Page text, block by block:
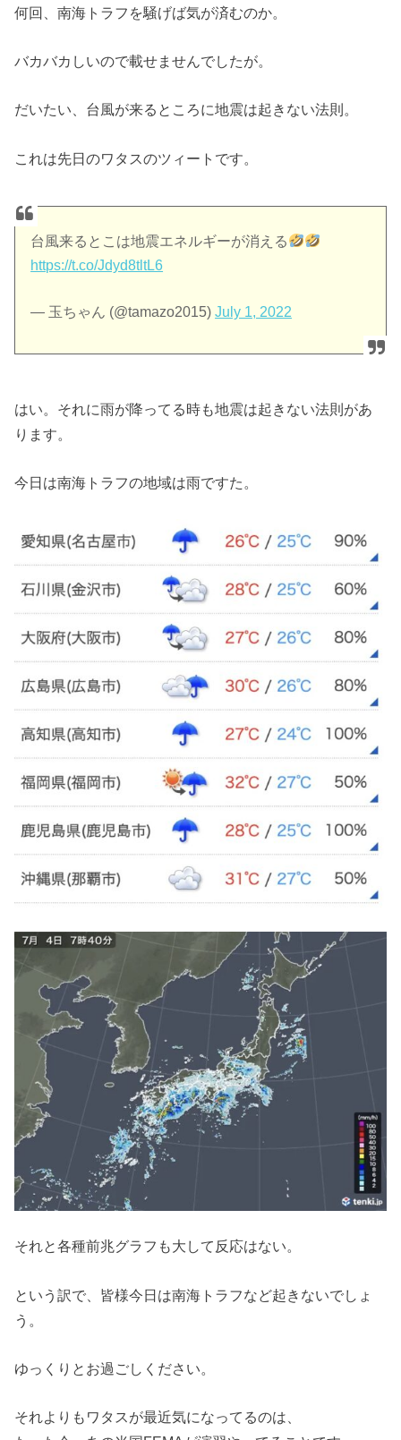
何回、南海トラフを騒げば気が済むのか。
バカバカしいので載せませんでしたが。
だいたい、台風が来るところに地震は起きない法則。
これは先日のワタスのツィートです。
台風来るとこは地震エネルギーが消える
https://t.co/Jdyd8tltL6
— 玉ちゃん (@tamazo2015)July 1, 2022
はい。それに雨が降ってる時も地震は起きない法則があ
ります。
今日は南海トラフの地域は雨ですた。
それと各種前兆グラフも大して反応はない。
という訳で、皆様今日は南海トラフなど起きないでしょ
う。
ゆっくりとお過ごしください。
それよりもワタスが最近気になってるのは、